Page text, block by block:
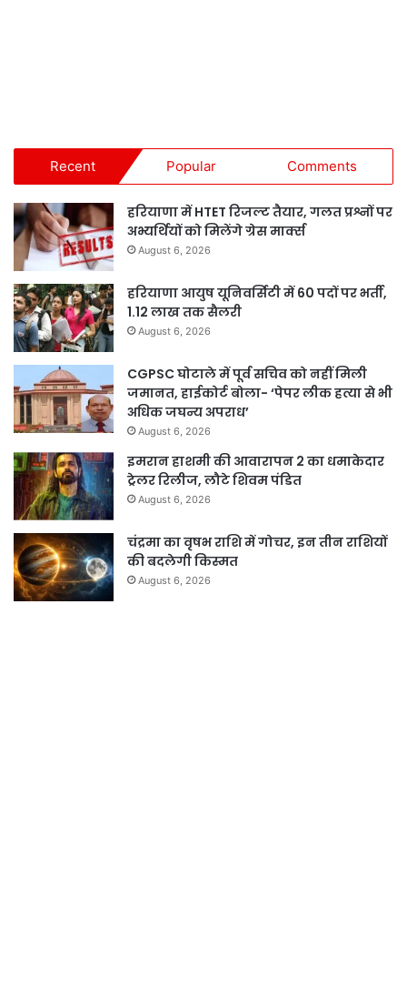
Recent Popular Comments
हरियाणा में HTET रिजल्ट तैयार, गलत प्रश्नों पर
अभ्यर्थियों को मिलेंगे ग्रेस मार्क्स
August 6, 2026
हरियाणा आयुष यूनिवर्सिटी में 60 पदों पर भर्ती,
1.12 लाख तक सैलरी
August 6, 2026
CGPSC घोटाले में पूर्व सचिव को नहीं मिली
जमानत, हाईकोर्ट बोला- ‘पेपर लीक हत्या से भी
अधिक जघन्य अपराध’
August 6, 2026
इमरान हाशमी की आवारापन 2 का धमाकेदार
ट्रेलर रिलीज, लौटे शिवम पंडित
August 6, 2026
चंद्रमा का वृषभ राशि में गोचर, इन तीन राशियों
की बदलेगी किस्मत
August 6, 2026